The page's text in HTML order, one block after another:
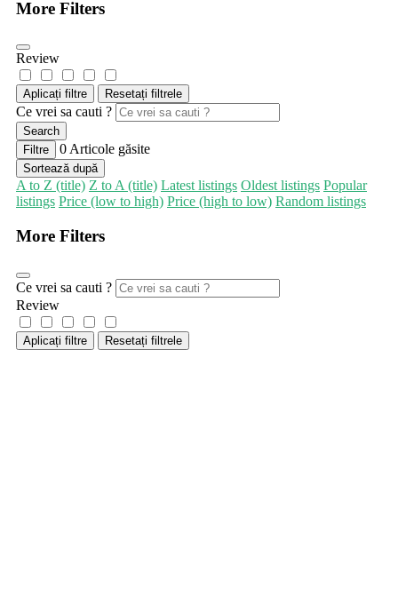
More Filters
Review
Aplicați filtre Resetați filtrele
Ce vrei sa cauti ?
Search
Filtre
0 Articole găsite
Sortează după
A to Z (title) Z to A (title) Latest listings Oldest listings Popular
listings Price (low to high) Price (high to low) Random listings
More Filters
Ce vrei sa cauti ?
Review
Aplicați filtre Resetați filtrele